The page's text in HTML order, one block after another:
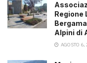
Regione
Alpini di
AGOSTO